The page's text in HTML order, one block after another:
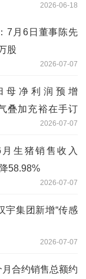
2026-06-18
7月6日董事陈先
股
2026-07-07
母净利润预增
叠加充裕在手订
2026-07-07
生猪销售收入
58.98%
2026-07-07
宇集团新增“传感
2026-07-07
合约销售总额约